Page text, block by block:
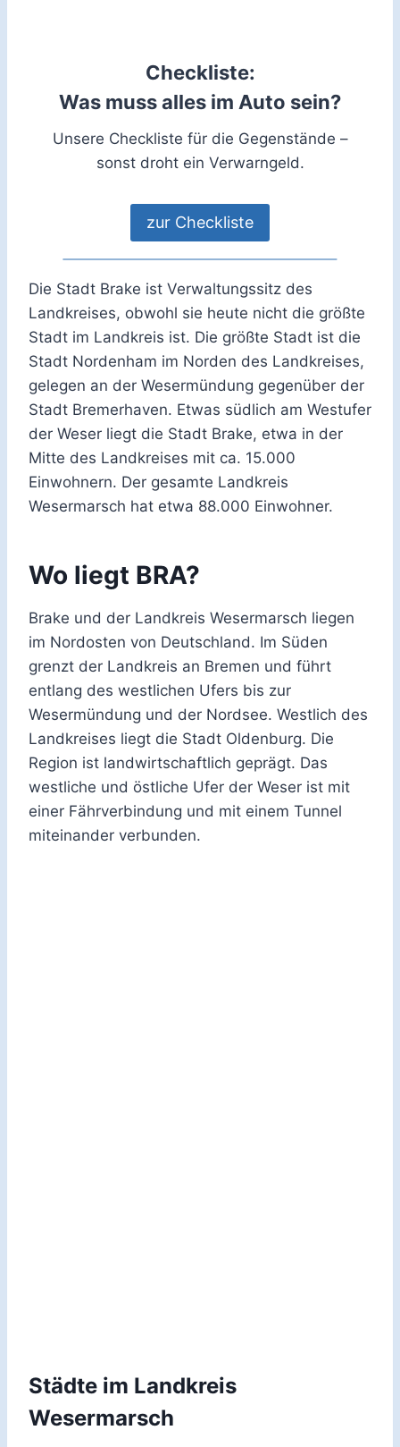
Checkliste:
Was muss alles im Auto sein?
Unsere Checkliste für die Gegenstände –
sonst droht ein Verwarngeld.
zur Checkliste
Die Stadt Brake ist Verwaltungssitz des
Landkreises, obwohl sie heute nicht die größte
Stadt im Landkreis ist. Die größte Stadt ist die
Stadt Nordenham im Norden des Landkreises,
gelegen an der Wesermündung gegenüber der
Stadt Bremerhaven. Etwas südlich am Westufer
der Weser liegt die Stadt Brake, etwa in der
Mitte des Landkreises mit ca. 15.000
Einwohnern. Der gesamte Landkreis
Wesermarsch hat etwa 88.000 Einwohner.
Wo liegt BRA?
Brake und der Landkreis Wesermarsch liegen
im Nordosten von Deutschland. Im Süden
grenzt der Landkreis an Bremen und führt
entlang des westlichen Ufers bis zur
Wesermündung und der Nordsee. Westlich des
Landkreises liegt die Stadt Oldenburg. Die
Region ist landwirtschaftlich geprägt. Das
westliche und östliche Ufer der Weser ist mit
einer Fährverbindung und mit einem Tunnel
miteinander verbunden.
Städte im Landkreis
Wesermarsch